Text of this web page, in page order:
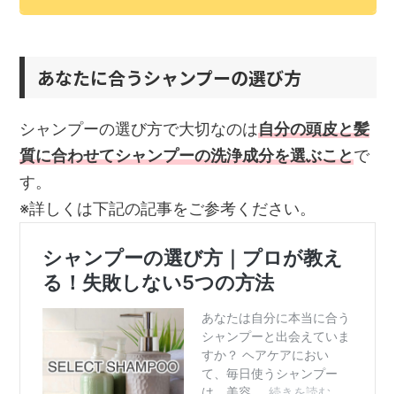
あなたに合うシャンプーの選び方
シャンプーの選び方で大切なのは自分の頭皮と髪
質に合わせてシャンプーの洗浄成分を選ぶことで
す。
※詳しくは下記の記事をご参考ください。